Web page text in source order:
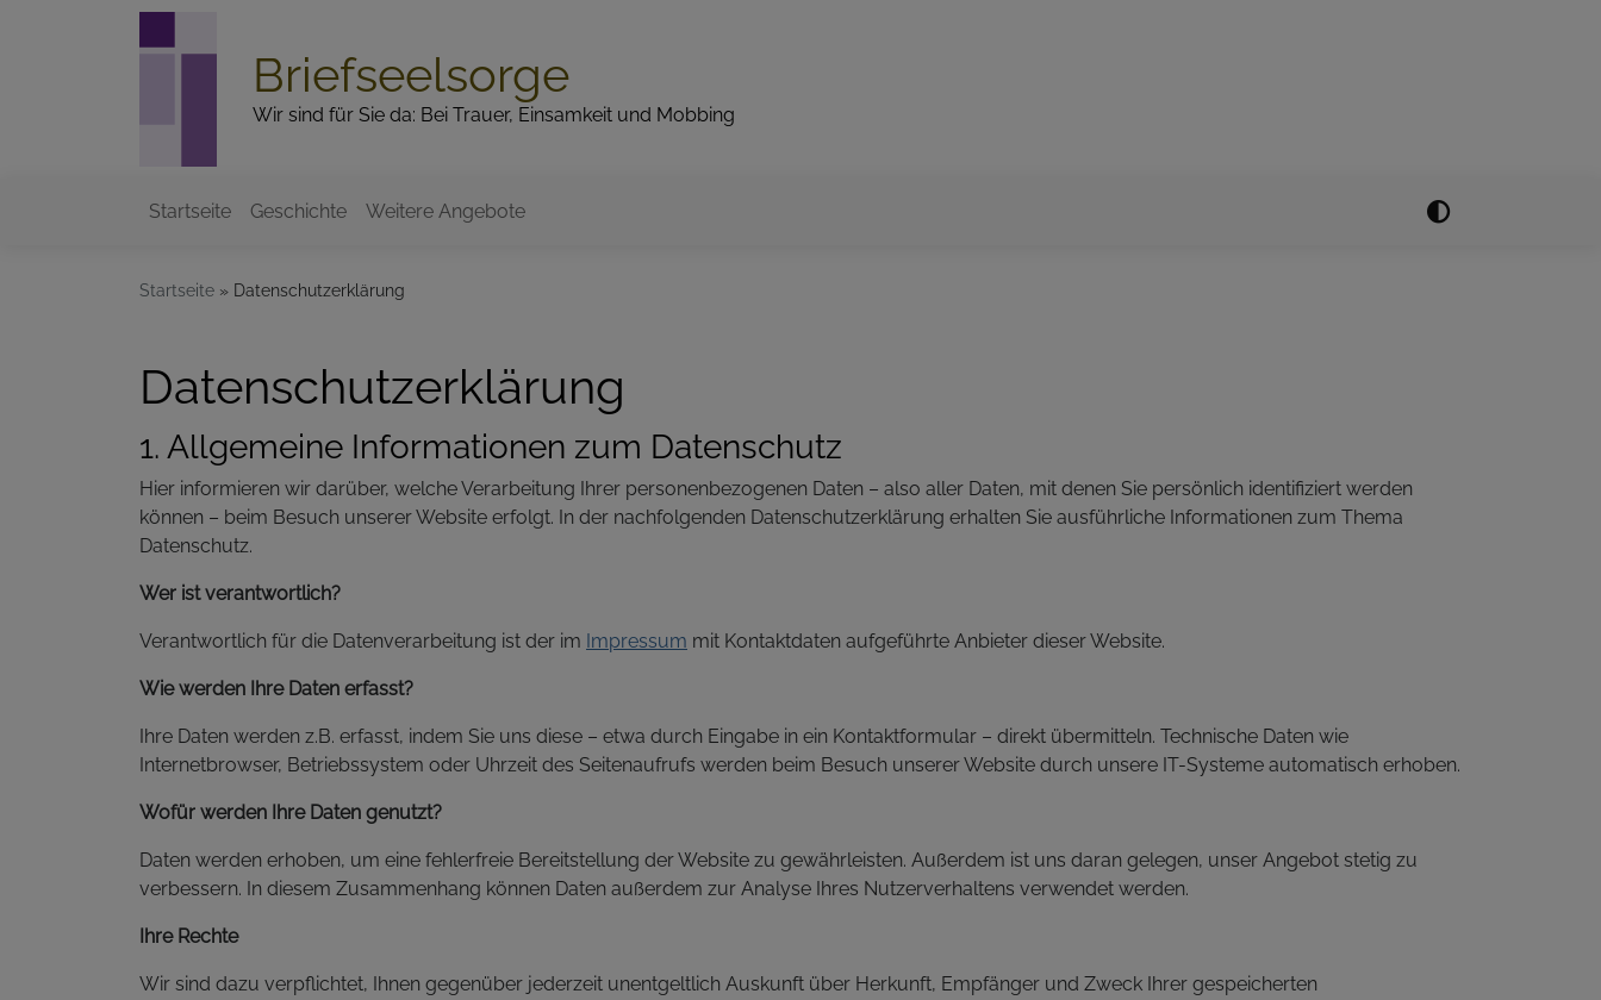
Briefseelsorge
Wir sind für Sie da: Bei Trauer, Einsamkeit und Mobbing
Hauptnavigation
Startseite Geschichte Weitere Angebote
Startseite Datenschutzerklärung
Datenschutzerklärung
1. Allgemeine Informationen zum Datenschutz
Hier informieren wir darüber, welche Verarbeitung Ihrer personenbezogenen Daten – also aller Daten, mit denen Sie persönlich identifiziert werden
können – beim Besuch unserer Website erfolgt. In der nachfolgenden Datenschutzerklärung erhalten Sie ausführliche Informationen zum Thema
Datenschutz.
Wer ist verantwortlich?
Verantwortlich für die Datenverarbeitung ist der im Impressum mit Kontaktdaten aufgeführte Anbieter dieser Website.
Wie werden Ihre Daten erfasst?
Ihre Daten werden z.B. erfasst, indem Sie uns diese – etwa durch Eingabe in ein Kontaktformular – direkt übermitteln. Technische Daten wie
Internetbrowser, Betriebssystem oder Uhrzeit des Seitenaufrufs werden beim Besuch unserer Website durch unsere IT-Systeme automatisch erhoben.
Wofür werden Ihre Daten genutzt?
Daten werden erhoben, um eine fehlerfreie Bereitstellung der Website zu gewährleisten. Außerdem ist uns daran gelegen, unser Angebot stetig zu
verbessern. In diesem Zusammenhang können Daten außerdem zur Analyse Ihres Nutzerverhaltens verwendet werden.
Ihre Rechte
Wir sind dazu verpflichtet, Ihnen gegenüber jederzeit unentgeltlich Auskunft über Herkunft, Empfänger und Zweck Ihrer gespeicherten